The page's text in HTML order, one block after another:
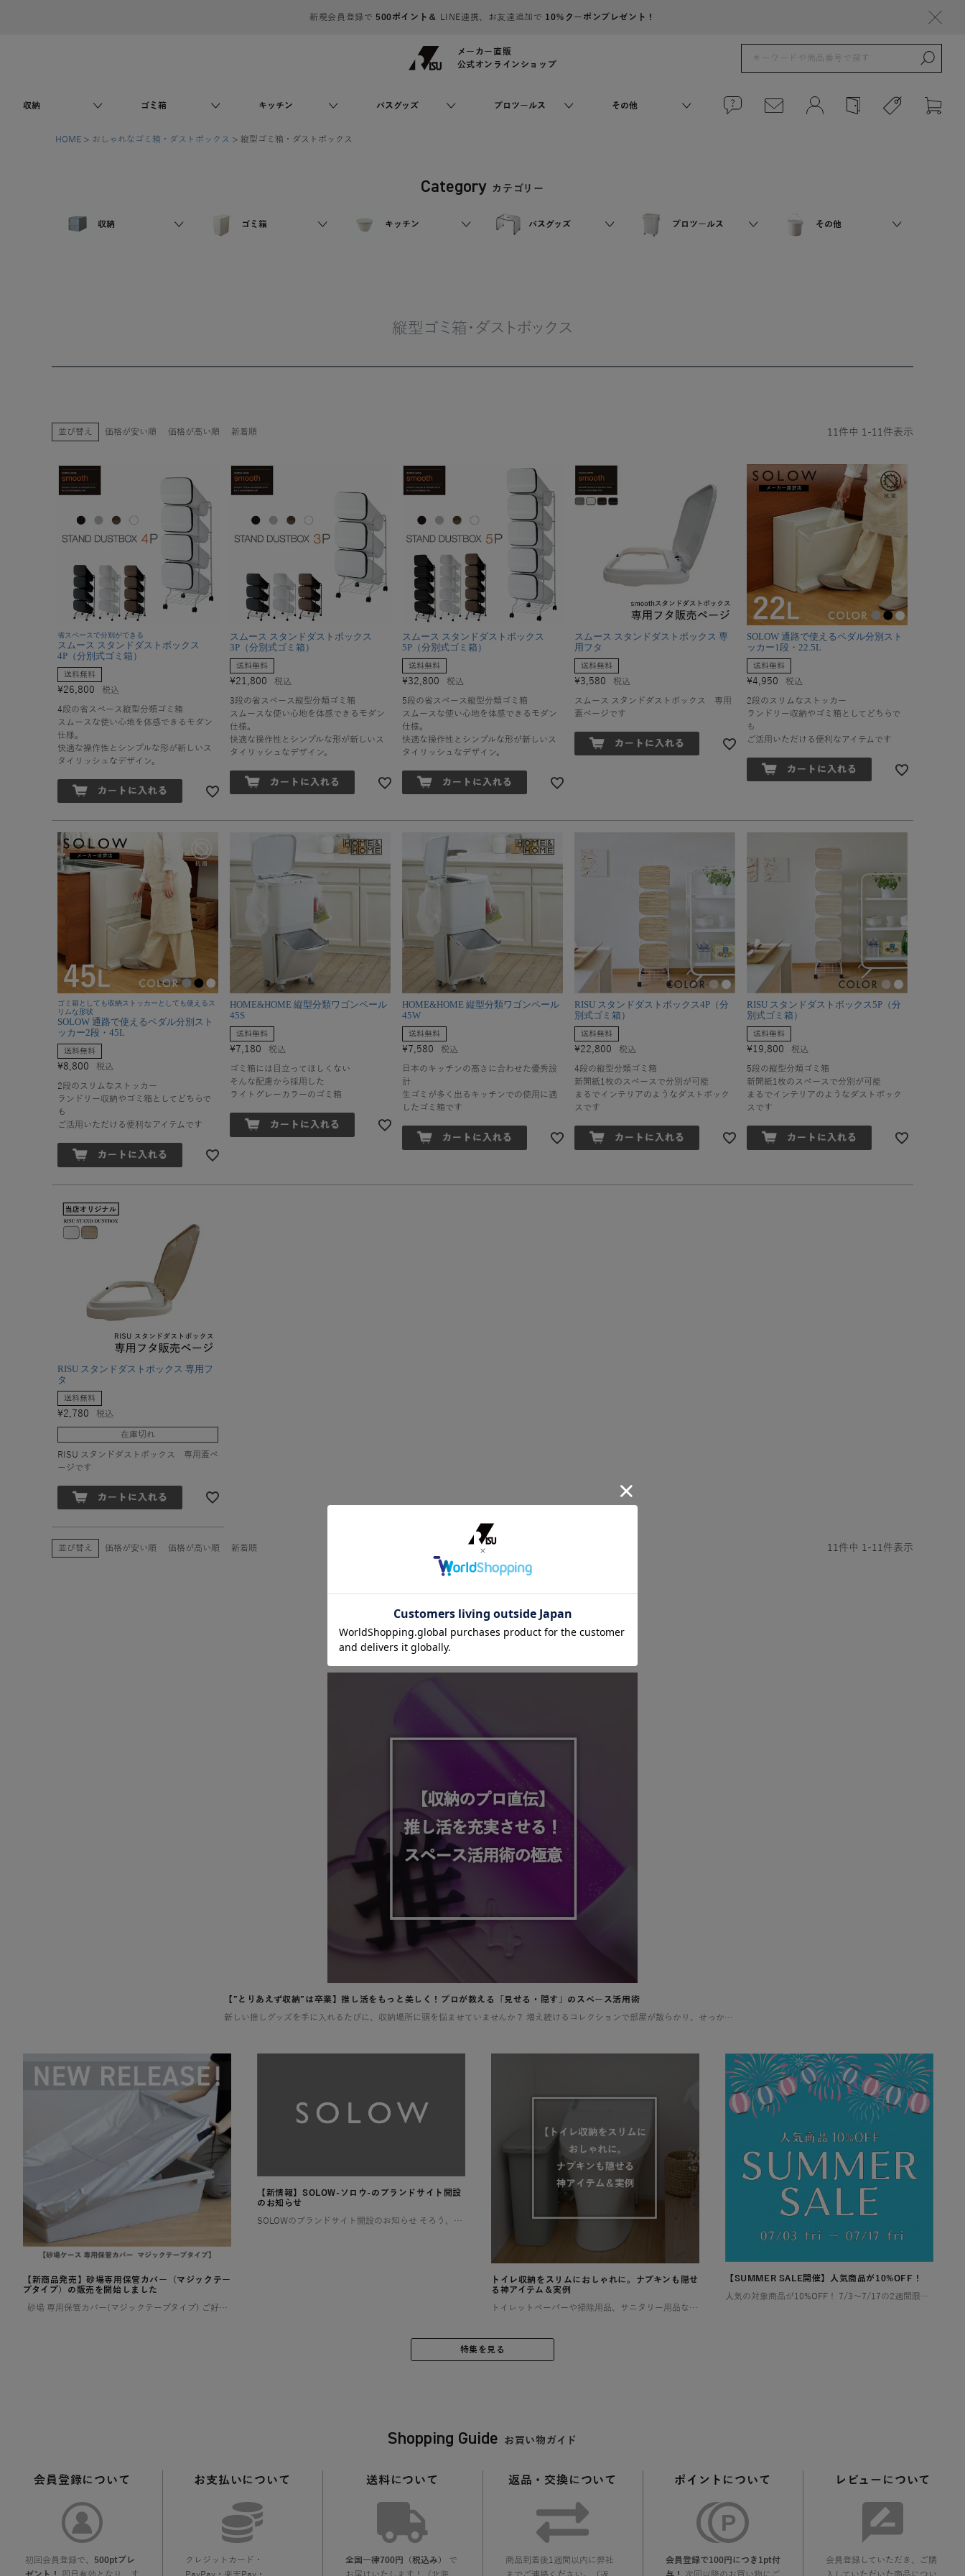
新規会員登録で 500ポイント＆ LINE連携、お友達追加で 10％クーポンプレゼント！
メーカー直販
公式オンラインショップ
収納 ゴミ箱 キッチン バスグッズ プロツールス その他
HOME おしゃれなゴミ箱・ダストボックス 縦型ゴミ箱・ダストボックス
Category カテゴリー
収納 ゴミ箱 キッチン バスグッズ プロツールス その他
縦型ゴミ箱・ダストボックス
並び替え 価格が安い順 価格が高い順 新着順 11 件中 1 -11 件表示
省スペースで分別ができる
スムース スタンドダストボックス
4P（分別式ゴミ箱）
送料無料
¥26,800
税込
4段の省スペース縦型分類ゴミ箱
スムースな使い心地を体感できるモダン
仕様。
快適な操作性とシンプルな形が新しいス
タイリッシュなデザイン。
スムース スタンドダストボックス
3P（分別式ゴミ箱）
送料無料
¥21,800
税込
3段の省スペース縦型分類ゴミ箱
スムースな使い心地を体感できるモダン
仕様。
快適な操作性とシンプルな形が新しいス
タイリッシュなデザイン。
スムース スタンドダストボックス
5P（分別式ゴミ箱）
送料無料
¥32,800
税込
5段の省スペース縦型分類ゴミ箱
スムースな使い心地を体感できるモダン
仕様。
快適な操作性とシンプルな形が新しいス
タイリッシュなデザイン。
スムース スタンドダストボックス 専
用フタ
送料無料
¥3,580
税込
スムース スタンドダストボックス 専用
蓋ページです
SOLOW 通路で使えるペダル分別スト
ッカー1段・22.5L
送料無料
¥4,950
税込
2段のスリムなストッカー
ランドリー収納やゴミ箱としてどちらで
も
ご活用いただける便利なアイテムです
ゴミ箱としても収納ストッカーとしても使えるス
リムな形状
SOLOW 通路で使えるペダル分別スト
ッカー2段・45L
送料無料
¥8,800
税込
2段のスリムなストッカー
ランドリー収納やゴミ箱としてどちらで
も
ご活用いただける便利なアイテムです
HOME&HOME 縦型分類ワゴンペール
45S
送料無料
¥7,180
税込
ゴミ箱には目立ってほしくない
そんな配慮から採用した
ライトグレーカラーのゴミ箱
HOME&HOME 縦型分類ワゴンペール
45W
送料無料
¥7,580
税込
日本のキッチンの高さに合わせた優秀設
計
生ゴミが多く出るキッチンでの使用に適
したゴミ箱です
RISU スタンドダストボックス4P（分
別式ゴミ箱）
送料無料
¥22,800
税込
4段の縦型分類ゴミ箱
新聞紙1枚のスペースで分別が可能
まるでインテリアのようなダストボック
スです
RISU スタンドダストボックス5P（分
別式ゴミ箱）
送料無料
¥19,800
税込
5段の縦型分類ゴミ箱
新聞紙1枚のスペースで分別が可能
まるでインテリアのようなダストボック
スです
RISU スタンドダストボックス 専用フ
タ
送料無料
¥2,780 税込
在庫切れ
RISU スタンドダストボックス 専用蓋ペ
ージです
並び替え 価格が安い順 価格が高い順 新着順 11件中 1-11件表示
Journal
【”とりあえず収納”は卒業】推し活をもっと美しく！プロが教える「見せる・隠す」のスペース活用術
新しい推しグッズを手に入れるたびに、収納場所に頭を悩ませていませんか？ 増え続けるコレクションで部屋が散らかり、せっかくの推し活もなんだか落ち着かない…そんな経験、きっと多くの「推し」を持つ方がされているはずです。 この […]
【新商品発売】砂場専用保管カバー（マジックテー
プタイプ）の販売を開始しました
砂場 専用保管カバー(マジックテープタイプ) ご好評いただいていた【ララサーブル】砂場専用保管カバーが、このたび新登場！ よりお求めやすい価格でご用意しました。 ✨ 新モデルは片面マジックテープ仕様 お好み […]
【新情報】SOLOW-ソロウ-のブランドサイト開設
のお知らせ
SOLOWのブランドサイト開設のお知らせ そろう、整う、満たされる 憧れるけれど、なかなか実現しない理想の暮らし。 そんな想いに寄り添い、 SOLOWが理想を叶えるお手伝いをします。 一つひとつ揃えるたびに住まいが整い、 […]
トイレ収納をスリムにおしゃれに。ナプキンも隠せ
る神アイテム＆実例
トイレットペーパーや掃除用品、サニタリー用品など、とかく物が多くなりがちなトイレ空間は、「狭い」「生活感が出てしまう」といったお悩みを抱える方が少なくありません。 特に小さなお子様がいるご家庭では、おむつやその処理に関わ […]
【SUMMER SALE開催】人気商品が10%OFF！
人気の対象商品が10%OFF！ 7/3〜7/17の2週間限定！ お部屋やアウトドアで快適な夏を過ごすために特別セールを開催します！ お得なこの機会にぜひチェックしてみてくださいね🎶 ゴミ箱（ダストボックス） […]
特集を見る
Shopping Guide お買い物ガイド
会員登録について
初回会員登録で、
500ptプレ
お支払いについて
クレジットカード・
送料について
全国一律700円（税込み）
で
返品・交換について
商品到着後1週間以内に弊社
ポイントについて
会員登録で100円につき1pt付
レビューについて
会員登録していただき、ご購